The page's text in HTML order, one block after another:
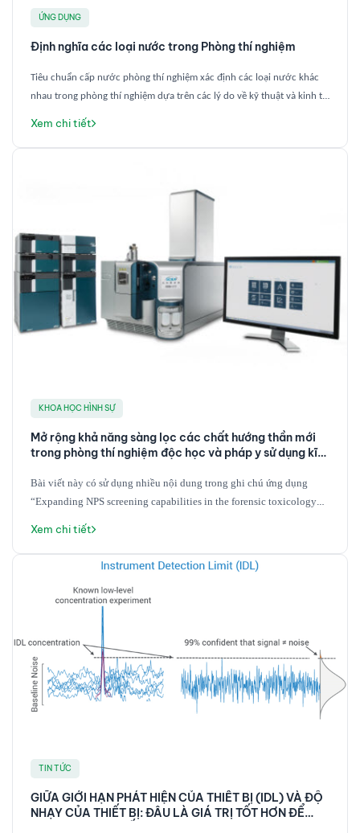
ỨNG DỤNG
Định nghĩa các loại nước trong Phòng thí nghiệm
Tiêu chuẩn cấp nước phòng thí nghiệm xác định các loại nước khác
nhau trong phòng thí nghiệm dựa trên các lý do về kỹ thuật và kinh tế.
phí vận hành phòng thí nghiệm – Sản xuất nước Loại 1 đắt hơn nước
Xem chi tiết
KHOA HỌC HÌNH SỰ
Mở rộng khả năng sàng lọc các chất hướng thần mới
trong phòng thí nghiệm độc học và pháp y sử dụng kĩ
Bài viết này có sử dụng nhiều nội dung trong ghi chú ứng dụng
“Expanding NPS screening capabilities in the forensic toxicology
cấp cho bạn đọc một số khái niệm cơ bản liên quan tới khối phổ thời
gian bay (Time of Flight), và trình bày quan điểm của tác giả liên
quan tới việc sàng lọc và định danh tin cậy các chất liên quan trong
nền mẫu sinh học gồm mẫu máu và mẫu nước tiểu. Về tác giả, TS. Lê
Sĩ Hưng, tốt nghiệp tiến sĩ tại đại học BOKU Vienna (Cộng hoà Áo)
ngành hoá phân tích, đã có trên 10 năm kinh nghiệm làm việc với
các thiết bị khối phổ, tập trung vào ứng dụng các kỹ thuật khối phổ
trong phân tích các chất chuyển hoá và protein trong các đối tượng
mẫu sinh học, ORCID: 0000-0002-0762-3492
Xem chi tiết
TIN TỨC
GIỮA GIỚI HẠN PHÁT HIỆN CỦA THIẾT BỊ (IDL) VÀ ĐỘ
NHẠY CỦA THIẾT BỊ: ĐÂU LÀ GIÁ TRỊ TỐT HƠN ĐỂ